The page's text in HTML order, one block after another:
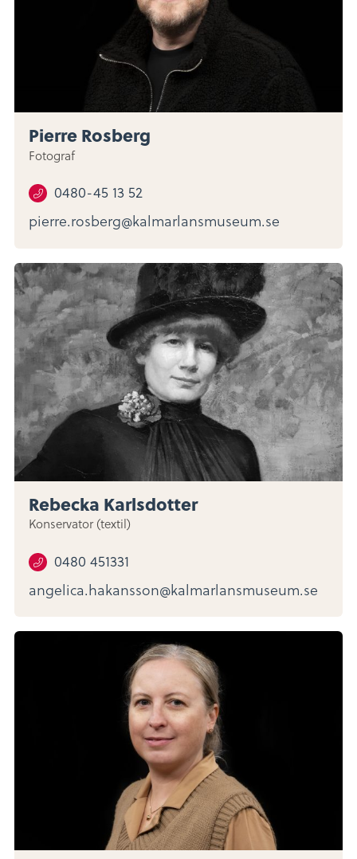
Pierre Rosberg
Fotograf
0480-45 13 52
pierre.rosberg@kalmarlansmuseum.se
Rebecka Karlsdotter
Konservator (textil)
0480 451331
angelica.hakansson@kalmarlansmuseum.se